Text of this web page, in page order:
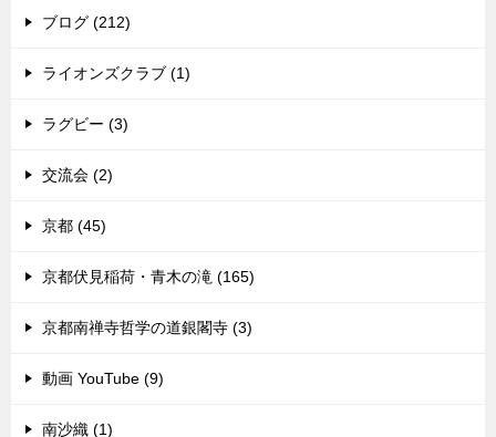
ブログ (212)
ライオンズクラブ (1)
ラグビー (3)
交流会 (2)
京都 (45)
京都伏見稲荷・青木の滝 (165)
京都南禅寺哲学の道銀閣寺 (3)
動画 YouTube (9)
南沙織 (1)